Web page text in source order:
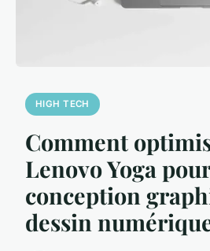
HIGH TECH
Comment
Lenovo Yoga
conception
dessin